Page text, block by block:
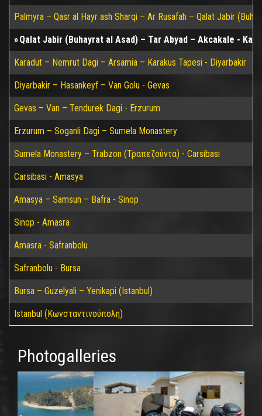
Palmyra – Qasr al Hayr ash Sharqi – Ar Rusafah – Qalat Jabir
Qalat Jabir (Buhayrat al Asad) – Tar Abyad – Akcakale -
Karadut – Nemrut Dagi – Arsamia – Karakus Tapesi - Diyarbakir
Diyarbakir – Hasankeyf – Van Golu - Gevas
Gevas – Van – Tendurek Dagi - Erzurum
Erzurum – Soganli Dagi – Sumela Monastery
Sumela Monastery – Trabzon (Τραπεζούντα) - Carsibasi
Carsibasi - Amasya
Amasya – Samsun – Bafra - Sinop
Sinop - Amasra
Amasra - Safranbolu
Safranbolu - Bursa
Bursa – Guzelyali – Yenikapi (Istanbul)
Istanbul (Κωνσταντινούπολη)
Photogalleries